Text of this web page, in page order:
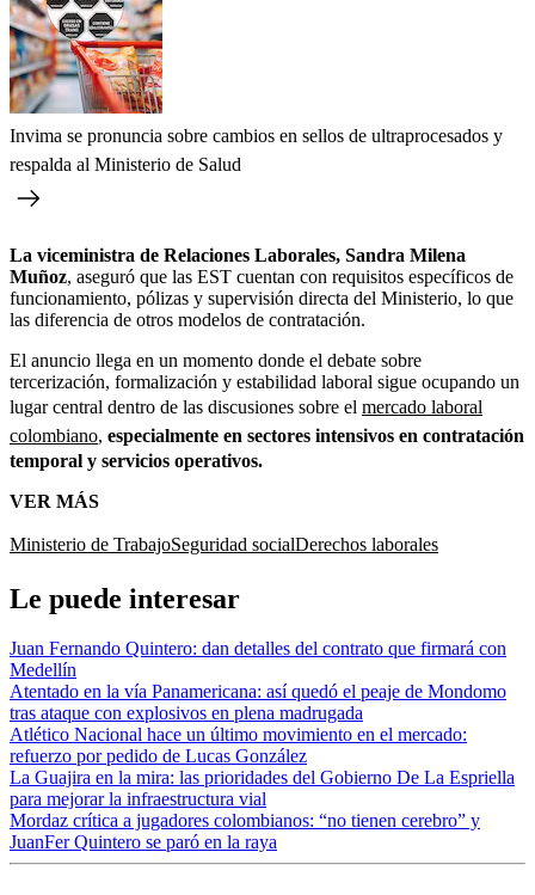
Invima se pronuncia sobre cambios en sellos de ultraprocesados y
respalda al Ministerio de Salud
La viceministra de Relaciones Laborales, Sandra Milena
Muñoz, aseguró que las EST cuentan con requisitos específicos de
funcionamiento, pólizas y supervisión directa del Ministerio, lo que
las diferencia de otros modelos de contratación.
El anuncio llega en un momento donde el debate sobre
tercerización, formalización y estabilidad laboral sigue ocupando un
lugar central dentro de las discusiones sobre el mercado laboral
colombiano, especialmente en sectores intensivos en contratación
temporal y servicios operativos.
VER MÁS
Ministerio de TrabajoSeguridad socialDerechos laborales
Le puede interesar
Juan Fernando Quintero: dan detalles del contrato que firmará con
Medellín
Atentado en la vía Panamericana: así quedó el peaje de Mondomo
tras ataque con explosivos en plena madrugada
Atlético Nacional hace un último movimiento en el mercado:
refuerzo por pedido de Lucas González
La Guajira en la mira: las prioridades del Gobierno De La Espriella
para mejorar la infraestructura vial
Mordaz crítica a jugadores colombianos: “no tienen cerebro” y
JuanFer Quintero se paró en la raya